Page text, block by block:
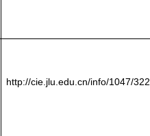
http://cie.jlu.edu.cn/info/1047/